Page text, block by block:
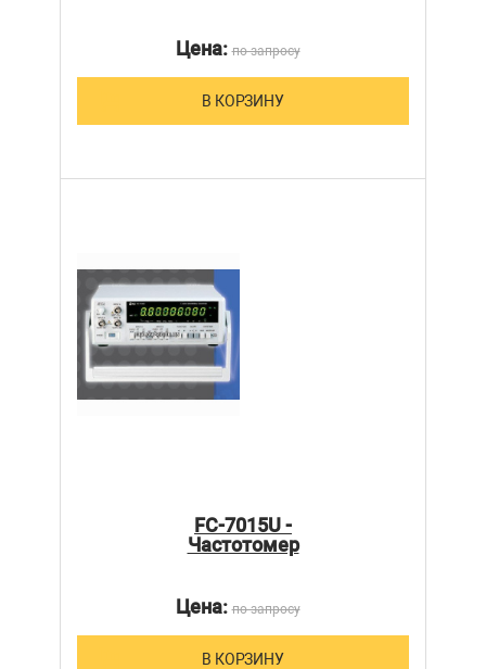
Цена:по запросу
В КОРЗИНУ
FC-7015U -
Частотомер
Цена:по запросу
В КОРЗИНУ